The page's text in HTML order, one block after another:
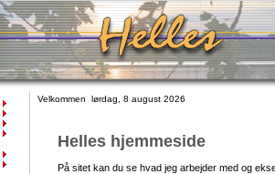
Velkommen lørdag, 8 august 2026
Helles hjemmeside
På sitet kan du se hvad jeg arbejder med og